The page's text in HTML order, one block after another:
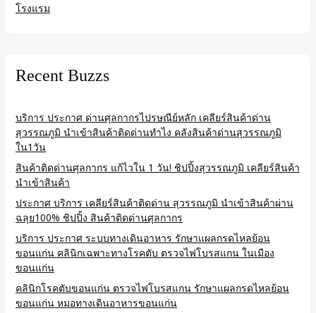
โรงแรม
Recent Buzzs
บริการ ประกาศ ด่านศุลกากรไปรษณีย์หลัก เคลียร์สินค้าด่าน
สุวรรณภูมิ นำเข้าสินค้าติดด่านทำไง คลังสินค้าด่านสุวรรณภูมิ
ใน1วัน
สินค้าติดด่านศุลกากร แก้ไวใน 1 วัน! ชิปปิ้งสุวรรณภูมิ เคลียร์สินค้า
นำเข้าสินค้า
ประกาศ บริการ เคลียร์สินค้าติดด่าน สุวรรณภูมิ นำเข้าสินค้าผ่าน
ฉลุย100% ชิปปิ้ง สินค้าติดด่านศุลกากร
บริการ ประกาศ ระบบทางเดินอาหาร รักษาแผลกรดไหลย้อน
ขอนแก่น คลินิกเฉพาะทางโรคตับ ตรวจไฟโบรสแกน ในเมือง
ขอนแก่น
คลินิกโรคตับขอนแก่น ตรวจไฟโบรสแกน รักษาแผลกรดไหลย้อน
ขอนแก่น หมอทางเดินอาหารขอนแก่น